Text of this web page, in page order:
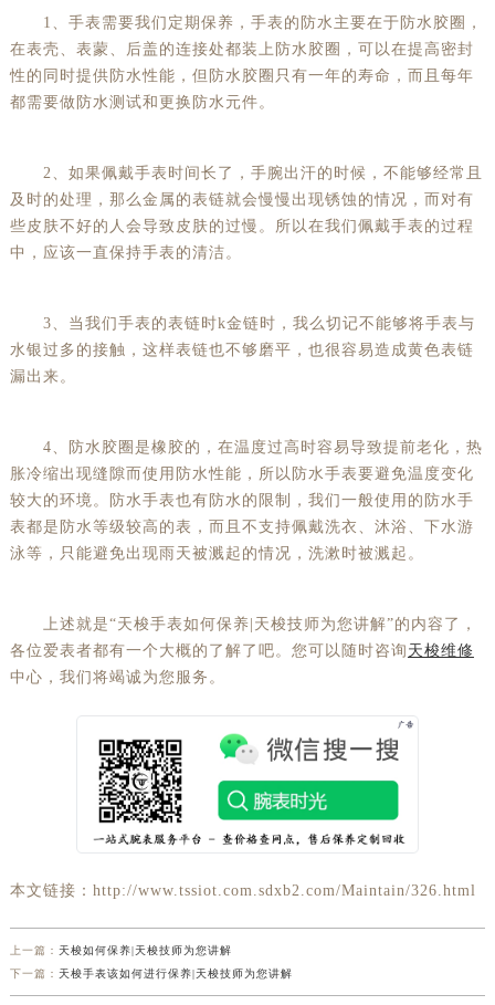
1、手表需要我们定期保养，手表的防水主要在于防水胶圈，
在表壳、表蒙、后盖的连接处都装上防水胶圈，可以在提高密封
性的同时提供防水性能，但防水胶圈只有一年的寿命，而且每年
都需要做防水测试和更换防水元件。
2、如果佩戴手表时间长了，手腕出汗的时候，不能够经常且
及时的处理，那么金属的表链就会慢慢出现锈蚀的情况，而对有
些皮肤不好的人会导致皮肤的过慢。所以在我们佩戴手表的过程
中，应该一直保持手表的清洁。
3、当我们手表的表链时k金链时，我么切记不能够将手表与
水银过多的接触，这样表链也不够磨平，也很容易造成黄色表链
漏出来。
4、防水胶圈是橡胶的，在温度过高时容易导致提前老化，热
胀冷缩出现缝隙而使用防水性能，所以防水手表要避免温度变化
较大的环境。防水手表也有防水的限制，我们一般使用的防水手
表都是防水等级较高的表，而且不支持佩戴洗衣、沐浴、下水游
泳等，只能避免出现雨天被溅起的情况，洗漱时被溅起。
上述就是“天梭手表如何保养|天梭技师为您讲解”的内容了，
各位爱表者都有一个大概的了解了吧。您可以随时咨询 天梭维修
中心，我们将竭诚为您服务。
本文链接：http://www.tssiot.com.sdxb2.com/Maintain/326.html
上一篇： 天梭如何保养|天梭技师为您讲解
下一篇： 天梭手表该如何进行保养|天梭技师为您讲解